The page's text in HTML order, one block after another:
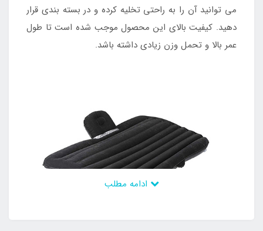
می توانید آن را به راحتی تخلیه کرده و در بسته بندی قرار
دهید. کیفیت بالای این محصول موجب شده است تا طول
عمر بالا و تحمل وزن زیادی داشته باشد.